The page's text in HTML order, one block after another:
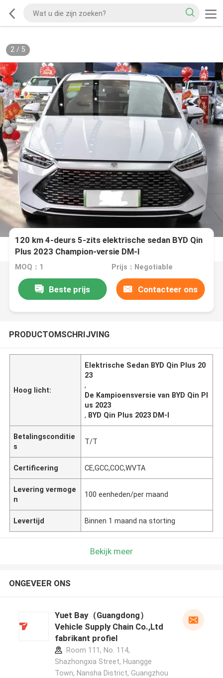
2/ 5
120 km 4-deurs 5-zits elektrische sedan BYD Qin
Plus 2023 Champion-versie DM-I
MOQ：1 Prijs：Negotiable
Beste prijs Contacteer ons
PRODUCTOMSCHRIJVING
Hoog licht:
Elektrische Sedan BYD Qin Plus 20
23
,
De Kampioensversie van BYD Qin Pl
us 2023
, BYD Qin Plus 2023 DM-I
Betalingsconditie
s
T/T
Certificering CE,GCC,COC,WVTA
Levering vermoge
n
100 eenheden/per maand
Levertijd Binnen 1 maand na storting
Bekijk meer
ONGEVEER ONS
Yuet Bay（Guangdong）
Vehicle Supply Chain Co.,Ltd
fabrikant profiel
Room 111, No. 114,
Shazhongxia Street, Huangge
Town, Nansha District, Guangzhou